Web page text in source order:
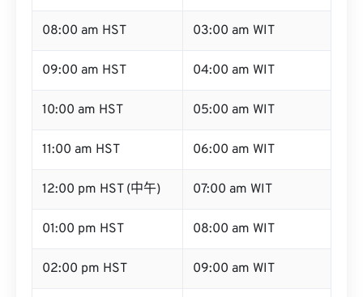
08:00 am HST 03:00 am WIT
09:00 am HST 04:00 am WIT
10:00 am HST 05:00 am WIT
11:00 am HST 06:00 am WIT
12:00 pm HST (中午) 07:00 am WIT
01:00 pm HST 08:00 am WIT
02:00 pm HST 09:00 am WIT